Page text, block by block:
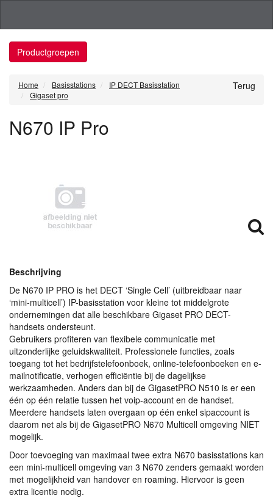
Productgroepen
Terug
Home Basisstations
IP DECT Basisstation
Gigaset pro
N670 IP Pro
Beschrijving
De N670 IP PRO is het DECT ‘Single Cell’ (uitbreidbaar naar
‘mini-multicell’) IP-basisstation voor kleine tot middelgrote
ondernemingen dat alle beschikbare Gigaset PRO DECT-
handsets ondersteunt.
Gebruikers profiteren van flexibele communicatie met
uitzonderlijke geluidskwaliteit. Professionele functies, zoals
toegang tot het bedrijfstelefoonboek, online-telefoonboeken en e-
mailnotificatie, verhogen efficiëntie bij de dagelijkse
werkzaamheden. Anders dan bij de GigasetPRO N510 is er een
één op één relatie tussen het voip-account en de handset.
Meerdere handsets laten overgaan op één enkel sipaccount is
daarom net als bij de GigasetPRO N670 Multicell omgeving NIET
mogelijk.
Door toevoeging van maximaal twee extra N670 basisstations kan
een mini-multicell omgeving van 3 N670 zenders gemaakt worden
met mogelijkheid van handover en roaming. Hiervoor is geen
extra licentie nodig.